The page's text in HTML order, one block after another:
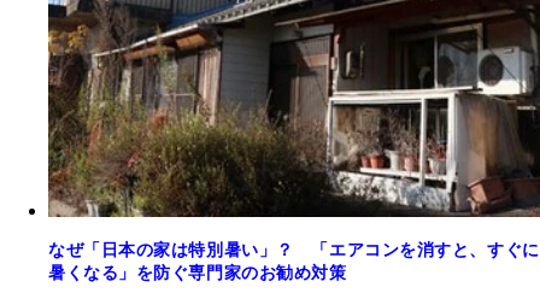
なぜ「日本の家は特別暑い」？ 「エアコンを消すと、すぐに
暑くなる」を防ぐ専門家のお勧め対策